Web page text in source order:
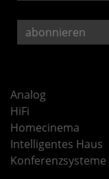
Analog
HiFi
Homecinema
Intelligentes Haus
Konferenzsysteme